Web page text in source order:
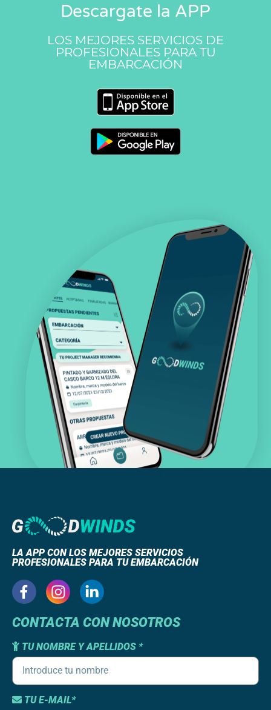
Descargate la APP
LOS MEJORES SERVICIOS DE
PROFESIONALES PARA TU
EMBARCACIÓN
LA APP CON LOS MEJORES SERVICIOS
PROFESIONALES PARA TU EMBARCACIÓN
CONTACTA CON NOSOTROS
TU NOMBRE Y APELLIDOS *
TU E-MAIL*